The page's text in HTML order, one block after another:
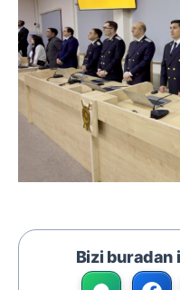
Bizi buradan